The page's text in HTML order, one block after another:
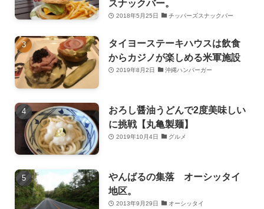
スナックバー。
2018年5月25日 チッパーズスナックバー
タイヨーステーキハウスは飲食
からカジノが楽しめる米軍施設
2019年8月2日 沖縄ハンバーガー
おろし醤油うどんで2度美味しい
に挑戦【丸亀製麺】
2019年10月4日 グルメ
やんばるの集落 オーシッタイ
地区。
2013年9月29日 オーシッタイ